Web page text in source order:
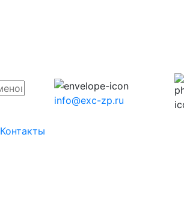
info@exc-zp.ru
Контакты